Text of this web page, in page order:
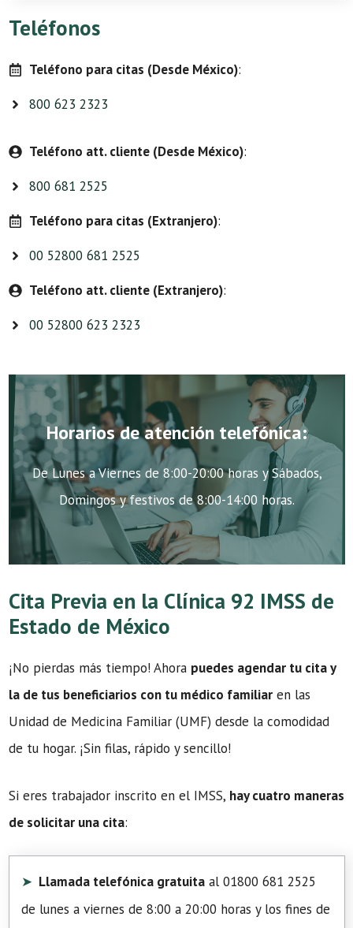
Teléfonos
Teléfono para citas (Desde México):
800 623 2323
Teléfono att. cliente (Desde México):
800 681 2525
Teléfono para citas (Extranjero):
00 52800 681 2525
Teléfono att. cliente (Extranjero):
00 52800 623 2323
Horarios de atención telefónica:
De Lunes a Viernes de 8:00-20:00 horas y Sábados,
Domingos y festivos de 8:00-14:00 horas.
Cita Previa en la Clínica 92 IMSS de
Estado de México
¡No pierdas más tiempo! Ahora puedes agendar tu cita y
la de tus beneficiarios con tu médico familiar en las
Unidad de Medicina Familiar (UMF) desde la comodidad
de tu hogar. ¡Sin filas, rápido y sencillo!
Si eres trabajador inscrito en el IMSS, hay cuatro maneras
de solicitar una cita:
Llamada telefónica gratuita al 01800 681 2525
de lunes a viernes de 8:00 a 20:00 horas y los fines de